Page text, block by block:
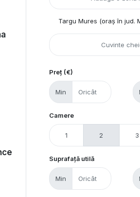
Targu Mures (oraș în jud.
Preț (€)
Min
Camere
1 2 3
Suprafață utilă
Min